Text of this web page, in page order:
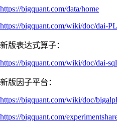
https://bigquant.com/data/home
https://bigquant.com/wiki/doc/dai-
新版表达式算子：
https://bigquant.com/wiki/doc/dai-
新版因子平台：
https://bigquant.com/wiki/doc/
https://bigquant.com/